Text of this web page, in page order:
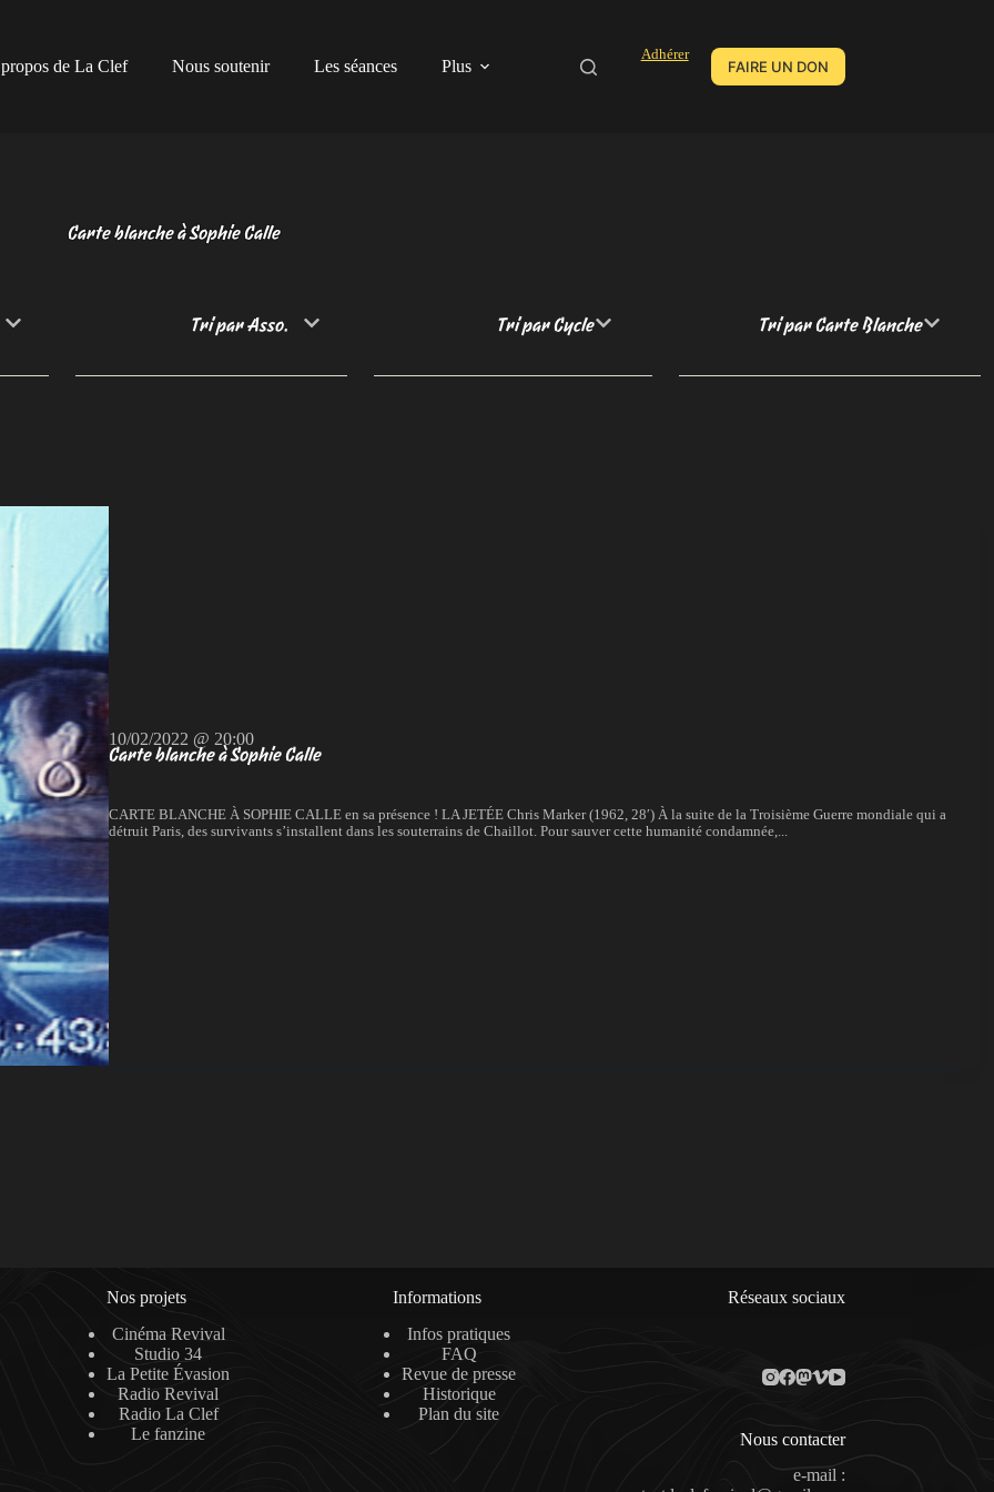
de La Clef
Nous soutenir Les séances Plus
Adhérer
FAIRE UN DON
Carte blanche à Sophie Calle
Tri par Asso. Tri par Cycle Tri par Carte Blanche
10/02/2022 @ 20:00
Carte blanche à Sophie Calle
CARTE BLANCHE À SOPHIE CALLE en sa présence ! LA JETÉE Chris Marker (1962, 28′) À la suite de la Troisième Guerre mondiale qui a
détruit Paris, des survivants s’installent dans les souterrains de Chaillot. Pour sauver cette humanité condamnée,...
Nos projets
Cinéma Revival
Studio 34
La Petite Évasion
Radio Revival
Radio La Clef
Le fanzine
Informations
Infos pratiques
FAQ
Revue de presse
Historique
Plan du site
Réseaux sociaux
Nous contacter
e-mail :